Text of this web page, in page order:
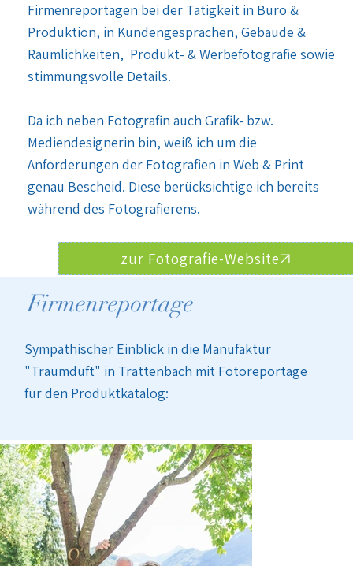
Firmenreportagen bei der Tätigkeit in Büro &
Produktion, in Kundengesprächen, Gebäude &
Räumlichkeiten, Produkt- & Werbefotografie sowie
stimmungsvolle Details.​
Da ich neben Fotografin auch Grafik- bzw.
Mediendesignerin bin, weiß ich um die
Anforderungen der Fotografien in Web & Print
genau Bescheid. Diese berücksichtige ich bereits
während des Fotografierens.
Firmenreportage
Sympathischer Einblick in die Manufaktur
"Traumduft" in Trattenbach mit Fotoreportage
für den Produktkatalog:
zur Fotografie-Website